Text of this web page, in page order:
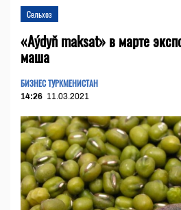
Сельхоз
«Aýdyň maksat» в марте
маша
БИЗНЕС ТУРКМЕНИСТАН
14:26 11.03.2021